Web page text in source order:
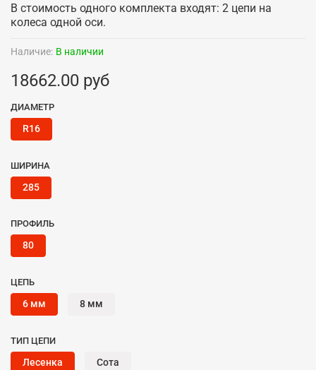
Наличие: В наличии
18662.00 руб
ДИАМЕТР
R16
ШИРИНА
285
ПРОФИЛЬ
80
ЦЕПЬ
6 мм 8 мм
ТИП ЦЕПИ
Лесенка Сота
В стоимость одного комплекта входят: 2 цепи на
колеса одной оси.